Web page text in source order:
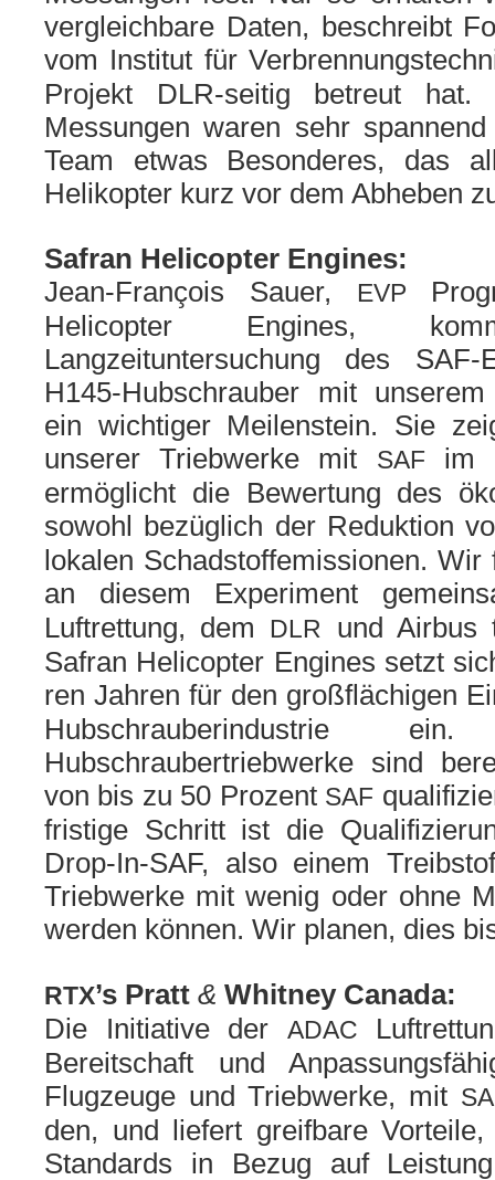
ver­gleich­ba­re Daten, beschreibt
vom Institut für
Projekt DLR-sei­tig betreut hat.
Messungen waren sehr
Team etwas Besonderes, das
Helikopter kurz vor dem Abheben
Safran Helicopter Engines:
Jean-François Sauer,
EVP
Helicopter Engines,
Langzeituntersuchung des
H145-Hubschrauber mit
ein wich­ti­ger Meilenstein. Sie
unse­rer Triebwerke mit SAFim
ermög­licht die Bewertung des
sowohl bezüg­lich der Reduktion
loka­len Schadstoffemissionen.
an die­sem Experiment
Luftrettung, dem
DLR
und Airbus
Safran Helicopter Engines setzt
ren Jahren für den groß­flä­chi­gen
Hubschrauberindustrie
Hubschraubertriebwerke sind
von bis zu 50 Prozent SAF
fris­ti­ge Schritt ist die
Drop-In-SAF, also einem
Triebwerke mit wenig oder ohne
wer­den kön­nen. Wir pla­nen, dies
RTX’s Pratt & Whitney Canada:
Die Initiative der ADAC
Bereitschaft und
Flugzeuge und Triebwerke, mit
den, und lie­fert greif­ba­re
Standards in Bezug auf